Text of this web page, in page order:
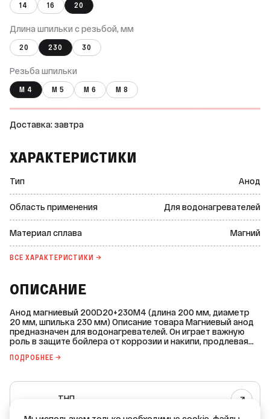
14 16 20
Длина шпильки с резьбой, мм
20 230 30
Резьба шпильки
М 4 М 5 М 6 М 8
Доставка: завтра
ХАРАКТЕРИСТИКИ
Тип Анод
Область применения Для водонагревателей
Материал сплава Магний
ВСЕ ХАРАКТЕРИСТИКИ →
ОПИСАНИЕ
Анод магниевый 200D20+230M4 (длина 200 мм, диаметр
20 мм, шпилька 230 мм) Описание товара Магниевый анод
предназначен для водонагревателей. Он играет важную
роль в защите бойлера от коррозии и накипи, продлевая
Страна-производитель: не указана. * Тип: анод. * Область
магний. * Диаметр сплава: 20 мм. * Длина сплава: 200 мм. *
Длина шпильки с резьбой: 230 мм. * Резьба шпильки: М4.
Приобретая наш анод, вы заботитесь о долговечности и
надёжности вашего водонагревателя.
ПОДРОБНЕЕ →
ТНП